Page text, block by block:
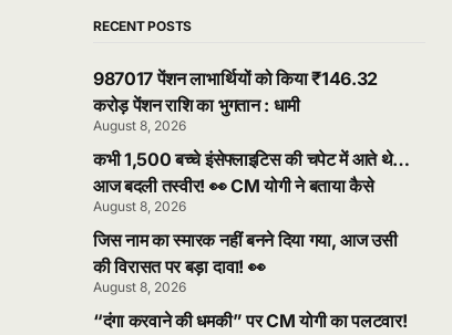
RECENT POSTS
987017 पेंशन लाभार्थियों को किया ₹146.32
करोड़ पेंशन राशि का भुगतान : धामी
August 8, 2026
कभी 1,500 बच्चे इंसेफ्लाइटिस की चपेट में आते थे…
आज बदली तस्वीर! 👀 CM योगी ने बताया कैसे
August 8, 2026
जिस नाम का स्मारक नहीं बनने दिया गया, आज उसी
की विरासत पर बड़ा दावा! 👀
August 8, 2026
“दंगा करवाने की धमकी” पर CM योगी का पलटवार!